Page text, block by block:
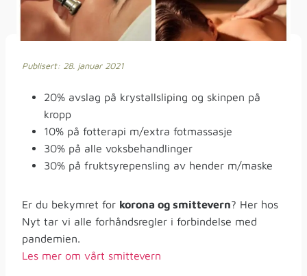
Publisert: 28. januar 2021
20% avslag på krystallsliping og skinpen på
kropp
10% på fotterapi m/extra fotmassasje
30% på alle voksbehandlinger
30% på fruktsyrepensling av hender m/maske
Er du bekymret for korona og smittevern? Her hos
Nyt tar vi alle forhåndsregler i forbindelse med
pandemien.
Les mer om vårt smittevern